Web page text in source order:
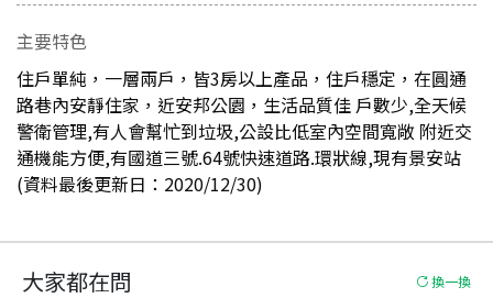
主要特色
住戶單純，一層兩戶，皆3房以上產品，住戶穩定，在圓通
路巷內安靜住家，近安邦公園，生活品質佳 戶數少,全天候
警衛管理,有人會幫忙到垃圾,公設比低室內空間寬敞 附近交
通機能方便,有國道三號.64號快速道路.環狀線,現有景安站
(資料最後更新日：2020/12/30)
大家都在問 換一換